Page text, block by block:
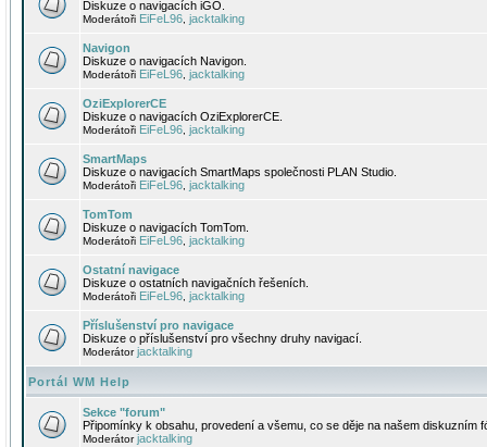
Diskuze o navigacích iGO.
Moderátoři EiFeL96 jacktalking
Navigon
Diskuze o navigacích Navigon.
Moderátoři EiFeL96 jacktalking
OziExplorerCE
Diskuze o navigacích OziExplorerCE.
Moderátoři EiFeL96 jacktalking
SmartMaps
Diskuze o navigacích SmartMaps společnosti PLAN Studio.
Moderátoři EiFeL96 jacktalking
TomTom
Diskuze o navigacích TomTom.
Moderátoři EiFeL96 jacktalking
Ostatní navigace
Diskuze o ostatních navigačních řešeních.
Moderátoři EiFeL96 jacktalking
Příslušenství pro navigace
Diskuze o příslušenství pro všechny druhy navigací.
Moderátorjacktalking
Portál WM Help
Sekce "forum"
Připomínky k obsahu, provedení a všemu, co se děje na našem diskuzním
Moderátorjacktalking